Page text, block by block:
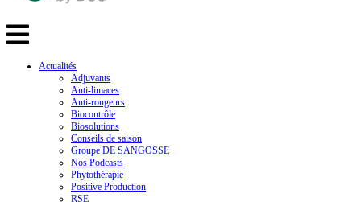
Actualités
Adjuvants
Anti-limaces
Anti-rongeurs
Biocontrôle
Biosolutions
Conseils de saison
Groupe DE SANGOSSE
Nos Podcasts
Phytothérapie
Positive Production
RSE